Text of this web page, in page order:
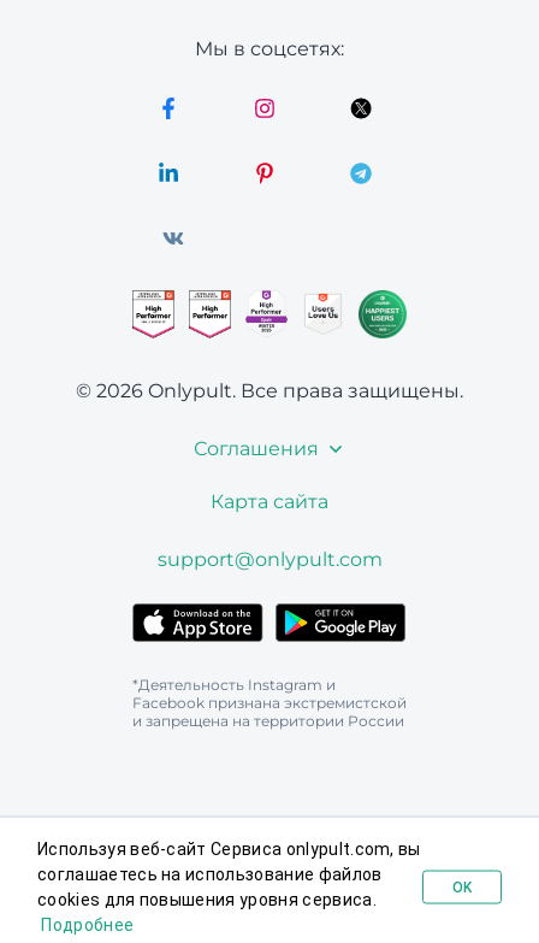
Мы в соцсетях:
© 2026 Onlypult. Все права защищены.
Соглашения
Карта сайта
support@onlypult.com
*Деятельность Instagram и
Facebook признана экстремистской
и запрещена на территории России
Используя веб-сайт Сервиса onlypult.com, вы
соглашаетесь на использование файлов
cookies для повышения уровня сервиса.
Подробнее
OK
Попробовать бесплатно